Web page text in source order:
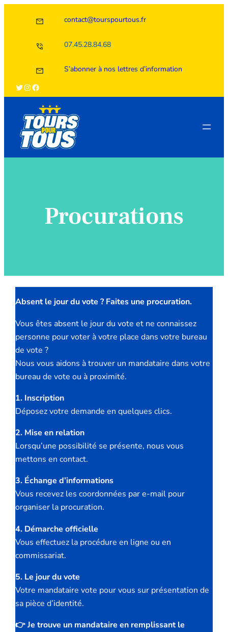
contact@tourspourtous.fr
07.45.28.84.68
S’abonner à nos lettres d’information
Twitter
Instagram
Facebook
Procurations
Absent le jour du vote ? Faites une procuration.
Vous êtes absent le jour du vote et ne connaissez
personne pour voter à votre place dans votre bureau
de vote ?
Nous vous aidons à trouver un mandataire dans votre
bureau de vote ou à proximité.
1. Inscription
Déposez votre demande en quelques clics.
2. Mise en relation
Lorsqu’une possibilité se présente, nous vous
mettons en contact.
3. Échange d’informations
Vous recevez les coordonnées par e-mail pour
organiser la procuration.
4. Démarche officielle
Vous effectuez la procédure en ligne ou en
commissariat.
5. Le jour du vote
Votre mandataire vote pour vous sur présentation de
sa pièce d’identité.
👉 Je trouve un mandataire en remplissant le